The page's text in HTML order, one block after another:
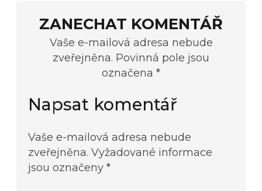
ZANECHAT KOMENTÁŘ
Vaše e-mailová adresa nebude
zveřejněna. Povinná pole jsou
označena *
Napsat komentář
Vaše e-mailová adresa nebude
zveřejněna. Vyžadované informace
jsou označeny *